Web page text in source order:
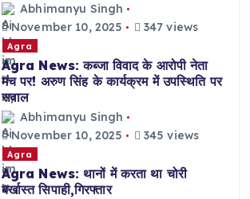
Abhimanyu Singh
November 10, 2025
347 views
Agra
Agra News: कब्जा विवाद के आरोपी नेता
मंच पर! अरुण सिंह के कार्यक्रम में उपस्थिति पर
सवाल
Abhimanyu Singh
November 10, 2025
345 views
Agra
Agra News: थानों में करता था चोरी
बर्खास्त सिपाही,गिरफ्तार